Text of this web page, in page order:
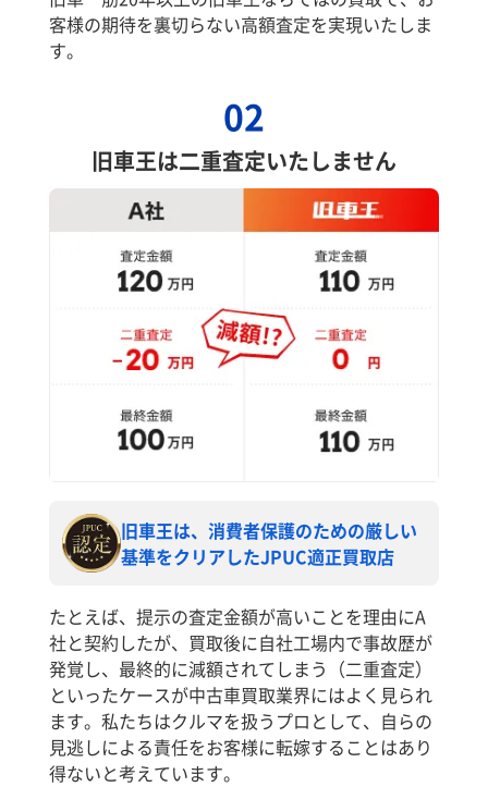
客様の期待を裏切らない高額査定を実現いたしま
す。
02
旧車王は二重査定いたしません
旧車王は、消費者保護のための厳しい
基準をクリアしたJPUC適正買取店
たとえば、提示の査定金額が高いことを理由にA
社と契約したが、買取後に自社工場内で事故歴が
発覚し、最終的に減額されてしまう（二重査定）
といったケースが中古車買取業界にはよく見られ
ます。私たちはクルマを扱うプロとして、自らの
見逃しによる責任をお客様に転嫁することはあり
得ないと考えています。